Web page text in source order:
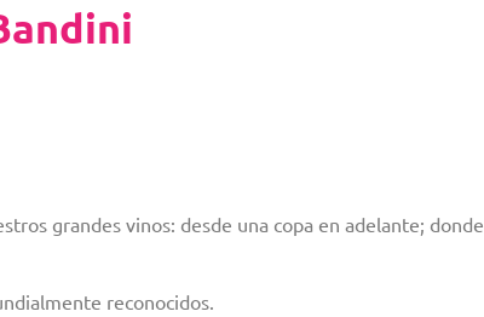
grandes vinos: desde una copa en adelante; donde
reconocidos.